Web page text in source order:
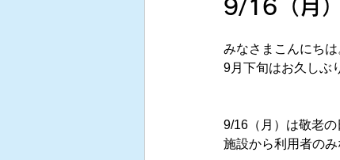
9/16（月
みなさまこんにちは
9月下旬はお久しぶ
9/16（月）は敬老
施設から利用者の